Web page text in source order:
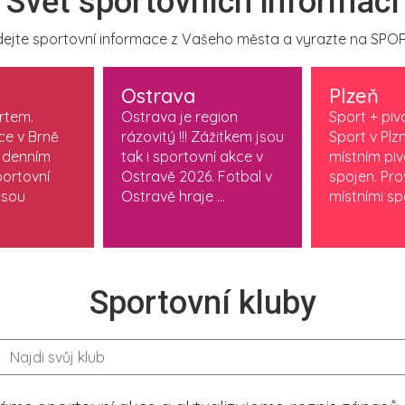
sportovní informace z Vašeho města a vyrazte na
v Brně
Ostrava
Ostrava je region
rázovitý !!! Zážitkem jsou
tak i sportovní akce v
Ostravě 2026. Fotbal v
Ostravě hraje ...
Plzeň
Sport +
Sport v
místním
spojen.
místními
Sportovní kluby